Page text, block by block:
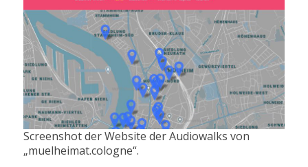
Screenshot der Website der Audiowalks von
„muelheimat.cologne“.